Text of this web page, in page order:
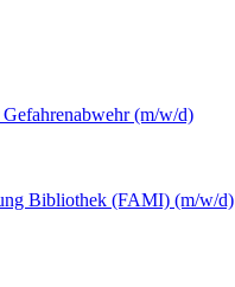
(m/w/d)
Bibliothek (FAMI) (m/w/d)